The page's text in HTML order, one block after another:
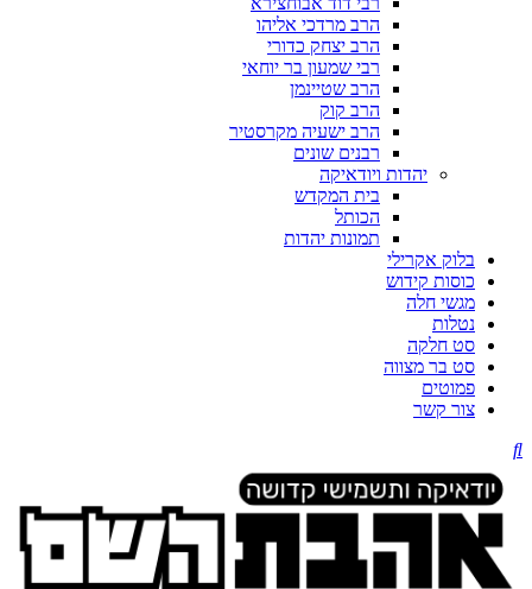
הרב מרדכי אליהו
הרב יצחק כדורי
רבי שמעון בר יוחאי
הרב שטיינמן
הרב קוק
הרב ישעיה מקרסטיר
רבנים שונים
יהדות ויודאיקה
בית המקדש
הכותל
תמונות יהדות
בלוק אקרילי
כוסות קידוש
מגשי חלה
נטלות
סט חלקה
סט בר מצווה
פמוטים
צור קשר